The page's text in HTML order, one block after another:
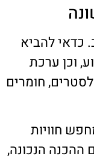
כדאי להביא
וכן ערכת
חומרים
חוויות
ההכנה הנכונה,